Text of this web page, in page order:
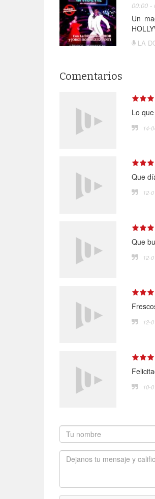
00:00 -
Un
LA
Comentarios
Lo
14-
Que
12-
Que
12-
12-
10-